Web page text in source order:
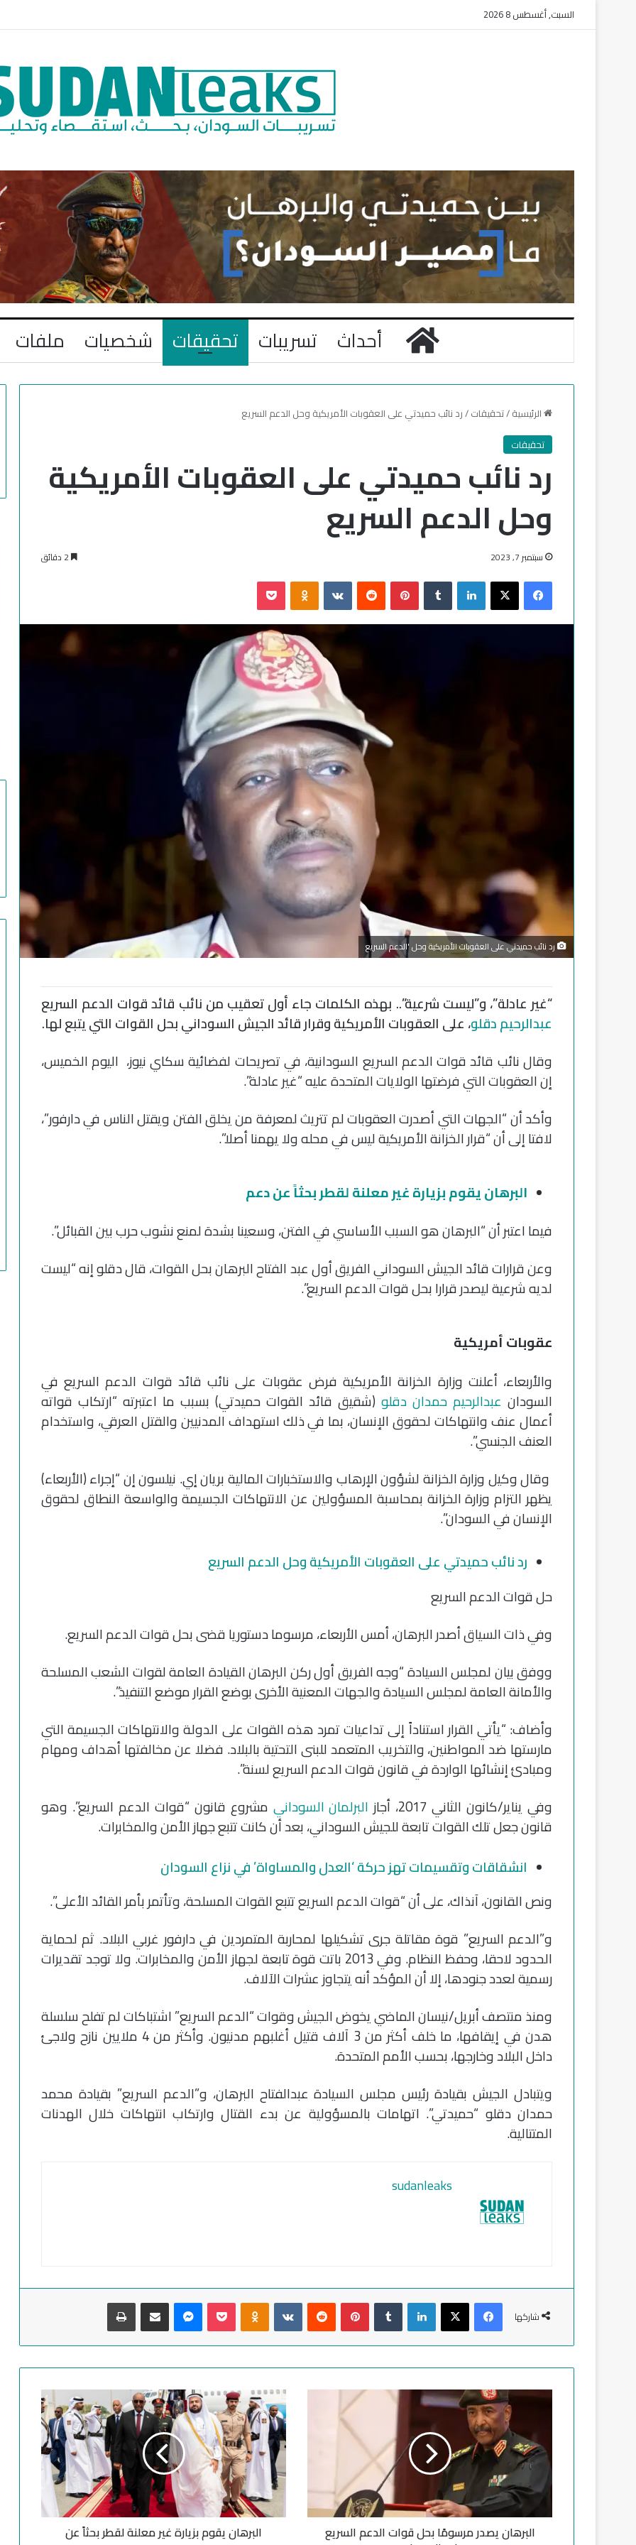
السبت, أغسطس 8 2026
الرئيسية
أحداث تسريبات تحقيقات شخصيات ملفات
الرئيسية/تحقيقات/رد نائب حميدتي على العقوبات الأمريكية وحل الدعم السريع
تحقيقات
رد نائب حميدتي على العقوبات الأمريكية
وحل الدعم السريع
سبتمبر 7, 2023
فيسبوك لينكدإن بينتيريست
رد نائب حميدتي على العقوبات الأمريكية وحل 'الدعم السريع
“غير عادلة”، و”ليست شرعية”.. بهذه الكلمات جاء أول تعقيب من نائب قائد قوات الدعم السريع
عبدالرحيم دقلو، على العقوبات الأمريكية وقرار قائد الجيش السوداني بحل القوات التي يتبع لها.
وقال نائب قائد قوات الدعم السريع السودانية، في تصريحات لفضائية سكاي نيوز، اليوم الخميس،
إن العقوبات التي فرضتها الولايات المتحدة عليه “غير عادلة”.
وأكد أن “الجهات التي أصدرت العقوبات لم تتريث لمعرفة من يخلق الفتن ويقتل الناس في دارفور”،
لافتا إلى أن “قرار الخزانة الأمريكية ليس في محله ولا يهمنا أصلا”.
البرهان يقوم بزيارة غير معلنة لقطر بحثاً عن دعم
فيما اعتبر أن “البرهان هو السبب الأساسي في الفتن، وسعينا بشدة لمنع نشوب حرب بين القبائل”.
وعن قرارات قائد الجيش السوداني الفريق أول عبد الفتاح البرهان بحل القوات، قال دقلو إنه “ليست
لديه شرعية ليصدر قرارا بحل قوات الدعم السريع”.
عقوبات أمريكية
والأربعاء، أعلنت وزارة الخزانة الأمريكية فرض عقوبات على نائب قائد قوات الدعم السريع في
السودان عبدالرحيم حمدان دقلو (شقيق قائد القوات حميدتي) بسبب ما اعتبرته “ارتكاب قواته
أعمال عنف وانتهاكات لحقوق الإنسان، بما في ذلك استهداف المدنيين والقتل العرقي، واستخدام
العنف الجنسي”.
وقال وكيل وزارة الخزانة لشؤون الإرهاب والاستخبارات المالية بريان إي. نيلسون إن “إجراء (الأربعاء)
يظهر التزام وزارة الخزانة بمحاسبة المسؤولين عن الانتهاكات الجسيمة والواسعة النطاق لحقوق
الإنسان في السودان”.
رد نائب حميدتي على العقوبات الأمريكية وحل الدعم السريع
حل قوات الدعم السريع
وفي ذات السياق أصدر البرهان، أمس الأربعاء، مرسوما دستوريا قضى بحل قوات الدعم السريع.
ووفق بيان لمجلس السيادة “وجه الفريق أول ركن البرهان القيادة العامة لقوات الشعب المسلحة
والأمانة العامة لمجلس السيادة والجهات المعنية الأخرى بوضع القرار موضع التنفيذ”.
وأضاف: “يأتي القرار استناداً إلى تداعيات تمرد هذه القوات على الدولة والانتهاكات الجسيمة التي
مارستها ضد المواطنين، والتخريب المتعمد للبنى التحتية بالبلاد. فضلا عن مخالفتها أهداف ومهام
ومبادئ إنشائها الواردة في قانون قوات الدعم السريع لسنة”.
وفي يناير/كانون الثاني 2017، أجاز
البرلمان السوداني مشروع قانون “قوات الدعم السريع”. وهو
قانون جعل تلك القوات تابعة للجيش السوداني، بعد أن كانت تتبع جهاز الأمن والمخابرات.
انشقاقات وتقسيمات تهز حركة ‘العدل والمساواة’ في نزاع السودان
ونص القانون، آنذاك، على أن “قوات الدعم السريع تتبع القوات المسلحة، وتأتمر بأمر القائد الأعلى”.
و”الدعم السريع” قوة مقاتلة جرى تشكيلها لمحاربة المتمردين في دارفور غربي البلاد. ثم لحماية
الحدود لاحقا، وحفظ النظام. وفي 2013 باتت قوة تابعة لجهاز الأمن والمخابرات. ولا توجد تقديرات
رسمية لعدد جنودها، إلا أن المؤكد أنه يتجاوز عشرات الآلاف.
ومنذ منتصف أبريل/نيسان الماضي يخوض الجيش وقوات “الدعم السريع” اشتباكات لم تفلح سلسلة
هدن في إيقافها، ما خلف أكثر من 3 آلاف قتيل أغلبهم مدنيون. وأكثر من 4 ملايين نازح ولاجئ
داخل البلاد وخارجها، بحسب الأمم المتحدة.
ويتبادل الجيش بقيادة رئيس مجلس السيادة عبدالفتاح البرهان، و”الدعم السريع” بقيادة محمد
حمدان دقلو “حميدتي”. اتهامات بالمسؤولية عن بدء القتال وارتكاب انتهاكات خلال الهدنات
المتتالية.
sudanleaks
شاركها
فيسبوك لينكدإن بينتيريست
ا
ه
ا
ن
ص
البرهان يصدر مرسومًا بحل قوات الدعم السريع
ا
ل
ب
ر
ه
ا
ن
ق
البرهان يقوم بزيارة غير معلنة لقطر بحثاً عن